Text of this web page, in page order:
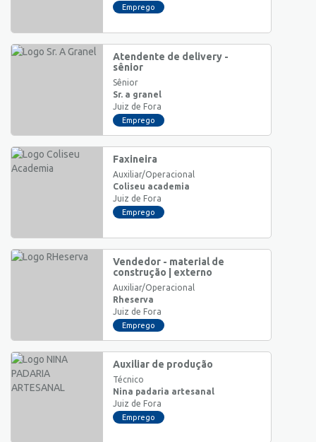
Emprego
Atendente de delivery -
sênior
Sênior
Sr. a granel
Juiz de Fora
Emprego
Faxineira
Auxiliar/Operacional
Coliseu academia
Juiz de Fora
Emprego
Vendedor - material de
construção | externo
Auxiliar/Operacional
Rheserva
Juiz de Fora
Emprego
Auxiliar de produção
Técnico
Nina padaria artesanal
Juiz de Fora
Emprego